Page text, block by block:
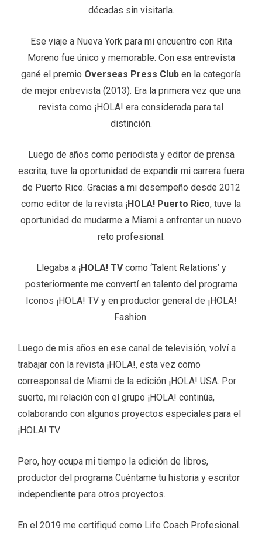
décadas sin visitarla.
Ese viaje a Nueva York para mi encuentro con Rita
Moreno fue único y memorable. Con esa entrevista
gané el premio Overseas Press Club en la categoría
de mejor entrevista (2013). Era la primera vez que una
revista como ¡HOLA! era considerada para tal
distinción.
Luego de años como periodista y editor de prensa
escrita, tuve la oportunidad de expandir mi carrera fuera
de Puerto Rico. Gracias a mi desempeño desde 2012
como editor de la revista ¡HOLA! Puerto Rico, tuve la
oportunidad de mudarme a Miami a enfrentar un nuevo
reto profesional.
Llegaba a ¡HOLA! TVcomo ‘Talent Relations’ y
posteriormente me convertí en talento del programa
Iconos ¡HOLA! TV y en productor general de ¡HOLA!
Fashion.
Luego de mis años en ese canal de televisión, volví a
trabajar con la revista ¡HOLA!, esta vez como
corresponsal de Miami de la edición ¡HOLA! USA. Por
suerte, mi relación con el grupo ¡HOLA! continúa,
colaborando con algunos proyectos especiales para el
¡HOLA! TV.
Pero, hoy ocupa mi tiempo la edición de libros,
productor del programa Cuéntame tu historia y escritor
independiente para otros proyectos.
En el 2019 me certifiqué como Life Coach Profesional.